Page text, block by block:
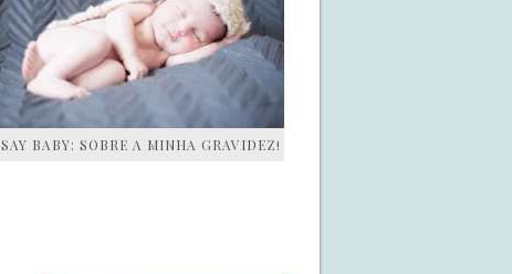
SAY BABY: SOBRE A MINHA GRAVIDEZ!